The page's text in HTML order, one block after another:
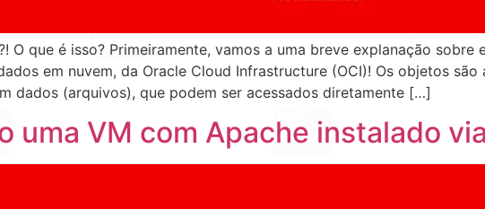
O que é isso? Primeiramente, vamos a uma breve explanação
em nuvem, da Oracle Cloud Infrastructure (OCI)! Os objetos
dados (arquivos), que podem ser acessados diretamente […]
uma VM com Apache instalado